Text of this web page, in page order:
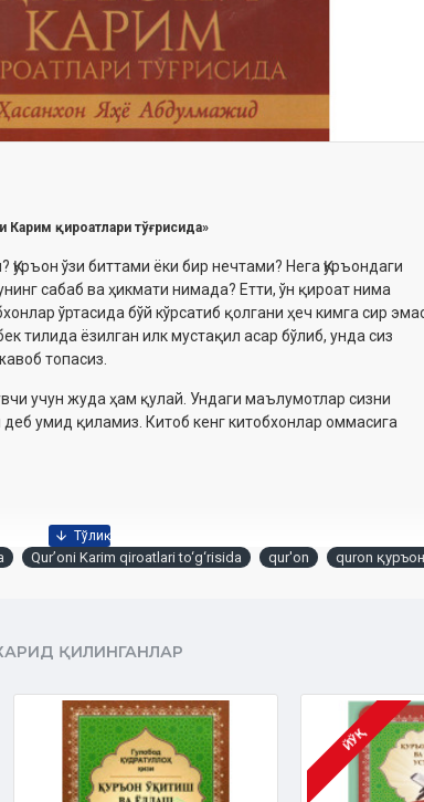
Карим қироатлари тўғрисида»
ўзи биттами ёки бир нечтами? Нега Қуръондаги
сабаб ва ҳикмати нимада? Етти, ўн қироат нима
ўртасида бўй кўрсатиб қолгани ҳеч кимга сир
тилида ёзилган илк мустақил асар бўлиб, унда сиз
топасиз.
учун жуда ҳам қулай. Ундаги маълумотлар сизни
умид қиламиз. Китоб кенг китобхонлар оммасига
6920-сонли хулосаси асосида тайёрланди.
Qurʼoni Karim qiroatlari to‘g‘risida qur'on quron қуръон
ҚИЛИНГАНЛАР
ЙЎҚ